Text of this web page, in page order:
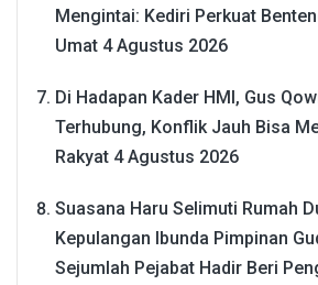
Mengintai: Kediri Perkuat
Umat 4 Agustus 2026
Di Hadapan Kader HMI, Gus
Terhubung, Konflik Jauh Bisa
Rakyat 4 Agustus 2026
Suasana Haru Selimuti Rumah
Kepulangan Ibunda Pimpinan
Sejumlah Pejabat Hadir Beri